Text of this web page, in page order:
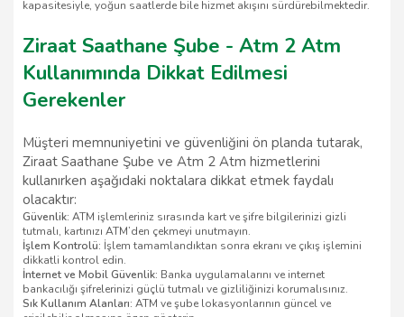
kapasitesiyle, yoğun saatlerde bile hizmet akışını sürdürebilmektedir.
Ziraat Saathane Şube - Atm 2 Atm
Kullanımında Dikkat Edilmesi
Gerekenler
Müşteri memnuniyetini ve güvenliğini ön planda tutarak,
Ziraat Saathane Şube ve Atm 2 Atm hizmetlerini
kullanırken aşağıdaki noktalara dikkat etmek faydalı
olacaktır:
Güvenlik: ATM işlemleriniz sırasında kart ve şifre bilgilerinizi gizli
tutmalı, kartınızı ATM’den çekmeyi unutmayın.
İşlem Kontrolü: İşlem tamamlandıktan sonra ekranı ve çıkış işlemini
dikkatli kontrol edin.
İnternet ve Mobil Güvenlik: Banka uygulamalarını ve internet
bankacılığı şifrelerinizi güçlü tutmalı ve gizliliğinizi korumalısınız.
Sık Kullanım Alanları: ATM ve şube lokasyonlarının güncel ve